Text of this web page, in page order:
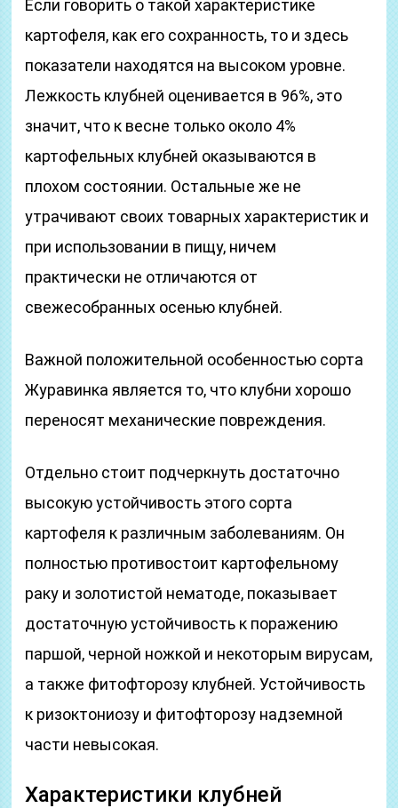
Если говорить о такой характеристике
картофеля, как его сохранность, то и здесь
показатели находятся на высоком уровне.
Лежкость клубней оценивается в 96%, это
значит, что к весне только около 4%
картофельных клубней оказываются в
плохом состоянии. Остальные же не
утрачивают своих товарных характеристик и
при использовании в пищу, ничем
практически не отличаются от
свежесобранных осенью клубней.
Важной положительной особенностью сорта
Журавинка является то, что клубни хорошо
переносят механические повреждения.
Отдельно стоит подчеркнуть достаточно
высокую устойчивость этого сорта
картофеля к различным заболеваниям. Он
полностью противостоит картофельному
раку и золотистой нематоде, показывает
достаточную устойчивость к поражению
паршой, черной ножкой и некоторым вирусам,
а также фитофторозу клубней. Устойчивость
к ризоктониозу и фитофторозу надземной
части невысокая.
Характеристики клубней